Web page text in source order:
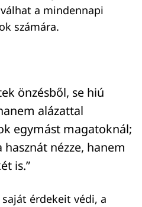
a mindennapi
számára.
önzésből, se hiú
alázattal
egymást magatoknál;
hasznát nézze, hanem
is.”
érdekeit védi, a